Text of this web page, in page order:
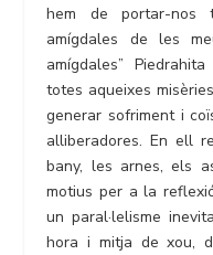
hem de portar-nos
amígdales de les
amígdales”
totes aqueixes
generar sofriment i
alliberadores. En ell
bany, les arnes, els
motius per a la
un paral·lelisme
hora i mitja de xou,